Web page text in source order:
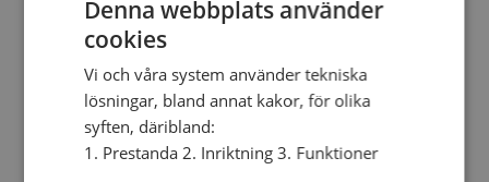
Lediga tjänster
SAU
FÖR FÖRSAMLINGAR
VAD VI GÖR
Denna webbplats använder
cookies
Vi och våra system använder tekniska
lösningar, bland annat kakor, för olika
syften, däribland:
1. Prestanda 2. Inriktning 3. Funktioner